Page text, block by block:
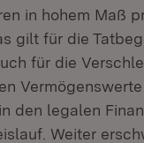
in hohem Maß
gilt für die
für die
den legalen
Weiter